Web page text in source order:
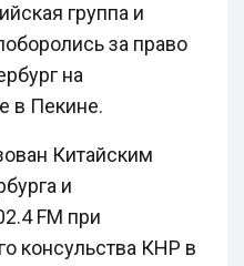
группа и
за право
на
в Пекине.
Китайским
и
FM при
консульства КНР в